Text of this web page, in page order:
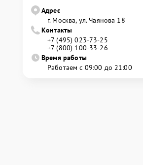
Адрес
г. Москва, ул. Чаянова 18
Контакты
+7 (495) 023-73-25
+7 (800) 100-33-26
Время работы
Работаем с 09:00 до 21:00